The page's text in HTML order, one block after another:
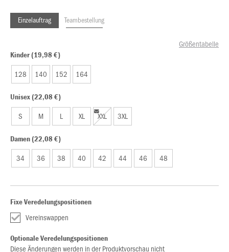
Einzelauftrag Teambestellung
Größentabelle
Kinder (19,98 €)
128 140 152 164
Unisex (22,08 €)
S M L XL XXL 3XL
Damen (22,08 €)
34 36 38 40 42 44 46 48
Fixe Veredelungspositionen
Vereinswappen
Optionale Veredelungspositionen
Diese Änderungen werden in der Produktvorschau nicht